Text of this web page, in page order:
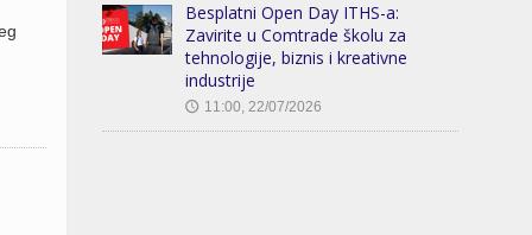
Besplatni Open Day ITHS-a:
Zavirite u Comtrade školu za
tehnologije, biznis i kreativne
industrije
🕔 11:00, 22/07/2026